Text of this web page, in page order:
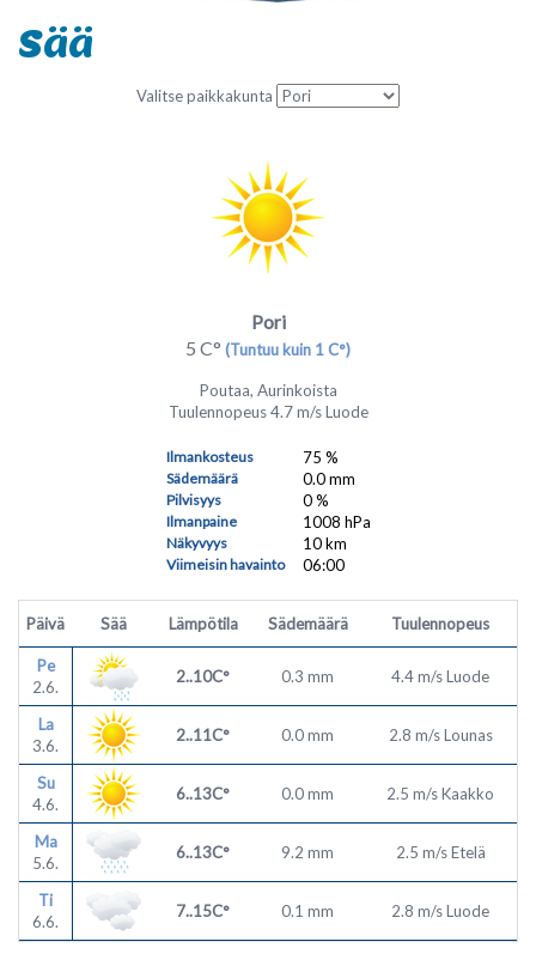
Sää
Valitse paikkakunta
Pori
5 C° (Tuntuu kuin 1 C°)
Poutaa, Aurinkoista
Tuulennopeus 4.7 m/s Luode
Ilmankosteus 75 %
Sädemäärä 0.0 mm
Pilvisyys 0 %
Ilmanpaine 1008 hPa
Näkyvyys 10 km
Viimeisin havainto 06:00
Päivä Sää Lämpötila Sädemäärä Tuulennopeus
Pe
2.6.
2..10C° 0.3 mm 4.4 m/s Luode
La
3.6.
2..11C° 0.0 mm 2.8 m/s Lounas
Su
4.6.
6..13C° 0.0 mm 2.5 m/s Kaakko
Ma
5.6.
6..13C° 9.2 mm 2.5 m/s Etelä
Ti
6.6.
7..15C° 0.1 mm 2.8 m/s Luode